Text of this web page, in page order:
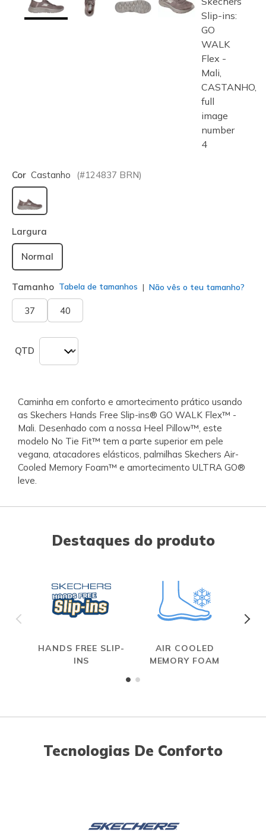
Cor Castanho (#124837 BRN)
selecionado
Largura
Normal
Tamanho Tabela de tamanhos Não vês o teu tamanho?
37 40
QTD
Caminha em conforto e amortecimento prático usando
as Skechers Hands Free Slip-ins® GO WALK Flex™ -
Mali. Desenhado com a nossa Heel Pillow™, este
modelo No Tie Fit™ tem a parte superior em pele
vegana, atacadores elásticos, palmilhas Skechers Air-
Cooled Memory Foam™ e amortecimento ULTRA GO®
leve.
Destaques do produto
HANDS FREE SLIP-
INS
AIR COOLED
MEMORY FOAM
Tecnologias De Conforto